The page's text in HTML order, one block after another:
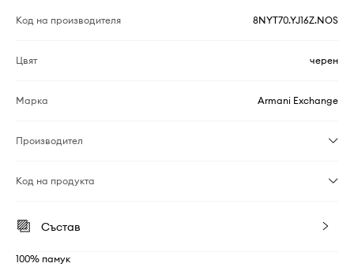
Код на производителя 8NYT70.YJ16Z.NOS
Цвят черен
Марка Armani Exchange
Производител
Код на продукта
Състав
100% памук